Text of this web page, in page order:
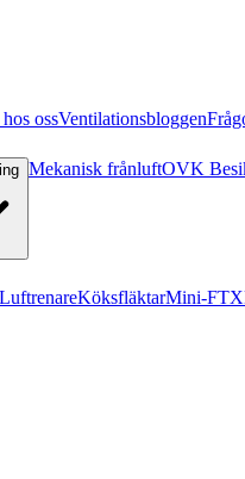
ossVentilationsbloggen
Mekanisk frånluftOVK
LuftrenareKöksfläktarMini-FTX